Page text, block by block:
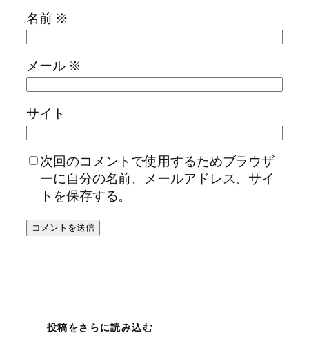
名前 ※
メール ※
サイト
次回のコメントで使用するためブラウザ
ーに自分の名前、メールアドレス、サイ
トを保存する。
投稿をさらに読み込む